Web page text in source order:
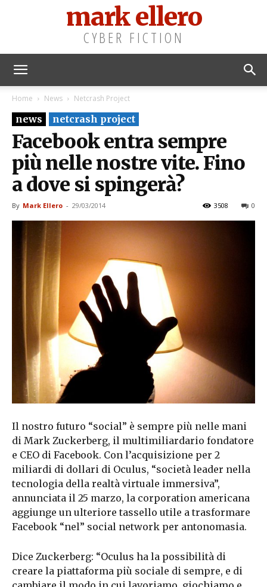
mark ellero
CYBER FICTION
Home News Netcrash Project
news netcrash project
Facebook entra sempre
più nelle nostre vite. Fino
a dove si spingerà?
By Mark Ellero - 29/03/2014 0
3508
Il nostro futuro “social” è sempre più nelle mani
di Mark Zuckerberg, il multimiliardario fondatore
e CEO di Facebook. Con l’acquisizione per 2
miliardi di dollari di Oculus, “società leader nella
tecnologia della realtà virtuale immersiva”,
annunciata il 25 marzo, la corporation americana
aggiunge un ulteriore tassello utile a trasformare
Facebook “nel” social network per antonomasia.
Dice Zuckerberg: “Oculus ha la possibilità di
creare la piattaforma più sociale di sempre, e di